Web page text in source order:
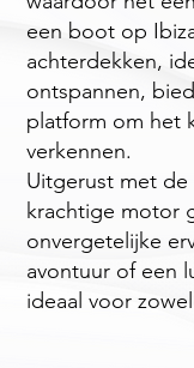
een boot op
achterdekken,
ontspannen,
platform om het
verkennen.
Uitgerust met
krachtige motor
onvergetelijke
avontuur of een
ideaal voor